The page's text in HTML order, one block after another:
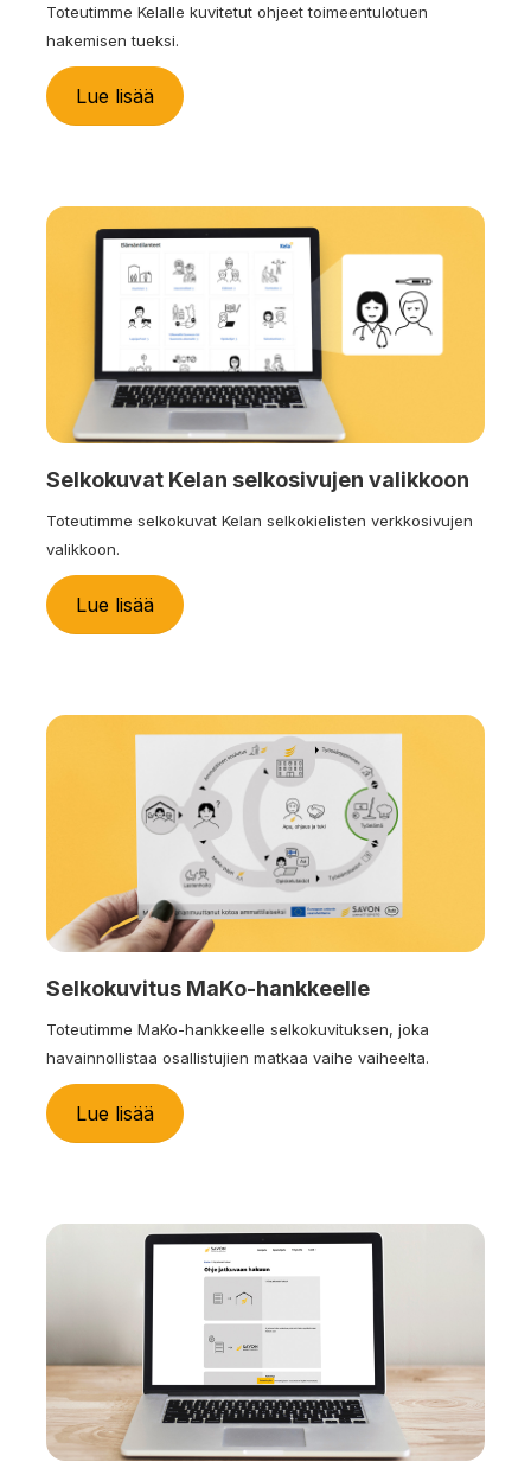
Toteutimme Kelalle kuvitetut ohjeet toimeentulotuen
hakemisen tueksi.
Lue lisää
Selkokuvat Kelan selkosivujen valikkoon
Toteutimme selkokuvat Kelan selkokielisten verkkosivujen
valikkoon.
Lue lisää
Selkokuvitus MaKo-hankkeelle
Toteutimme MaKo-hankkeelle selkokuvituksen, joka
havainnollistaa osallistujien matkaa vaihe vaiheelta.
Lue lisää